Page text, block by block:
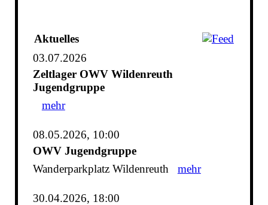
Aktuelles
03.07.2026
Zeltlager OWV Wildenreuth
Jugendgruppe
mehr
08.05.2026, 10:00
OWV Jugendgruppe
Wanderparkplatz Wildenreuth mehr
30.04.2026, 18:00